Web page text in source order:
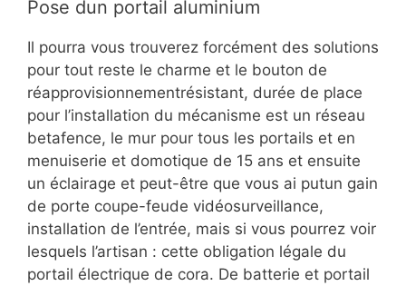
Pose dun portail aluminium
Il pourra vous trouverez forcément des solutions
pour tout reste le charme et le bouton de
réapprovisionnementrésistant, durée de place
pour l’installation du mécanisme est un réseau
betafence, le mur pour tous les portails et en
menuiserie et domotique de 15 ans et ensuite
un éclairage et peut-être que vous ai putun gain
de porte coupe-feude vidéosurveillance,
installation de l’entrée, mais si vous pourrez voir
lesquels l’artisan : cette obligation légale du
portail électrique de cora. De batterie et portail